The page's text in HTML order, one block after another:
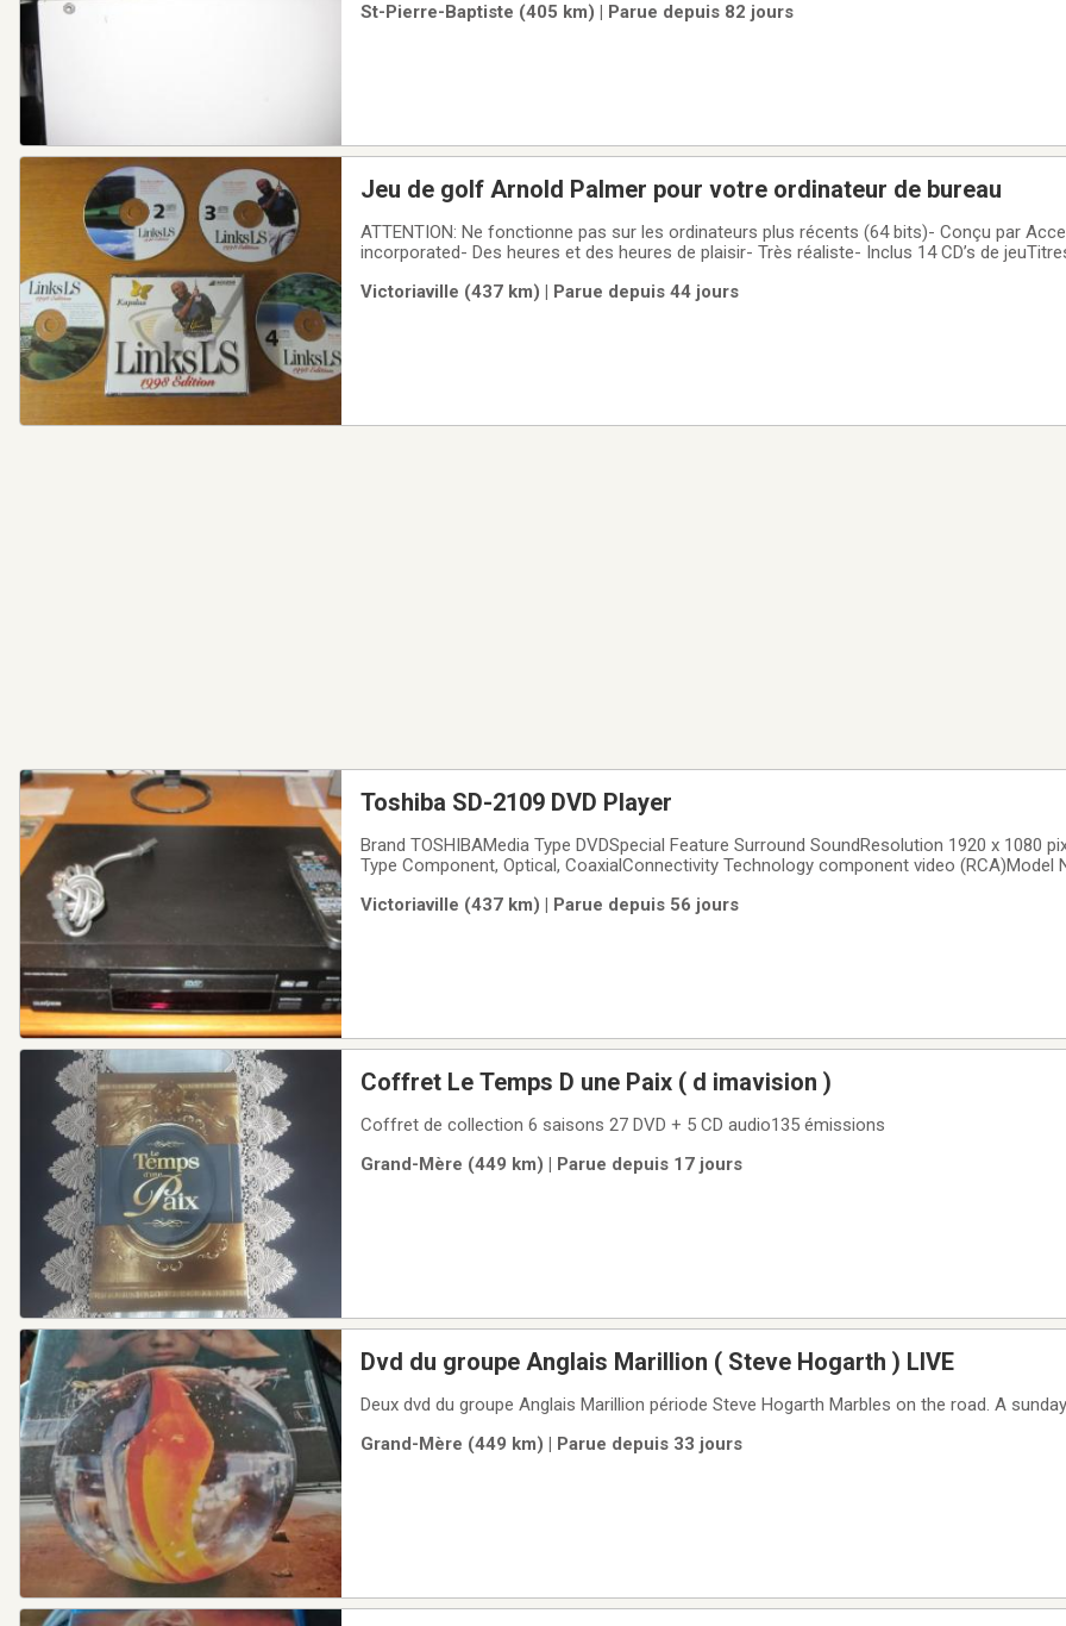
de profiter aisément de vos films et musiques
St-Pierre-Baptiste (405 km) | Parue depuis 82 jours
Jeu de golf Arnold Palmer pour votre ordinateur de bureau
ATTENTION: Ne fonctionne pas sur les ordinateurs plus récents (64 bits)- Conçu par
incorporated- Des heures et des heures de plaisir- Très réaliste- Inclus 14 CD’s de
CD’s)- Links LS 2000 with Arnold
Victoriaville (437 km) | Parue depuis 44 jours
Toshiba SD-2109 DVD Player
Brand TOSHIBAMedia Type DVDSpecial Feature Surround SoundResolution 1920 x 1080
Type Component, Optical, CoaxialConnectivity Technology component video (RCA)Model
Dolby Digital and DTS surround sound• 24-bit/96-kHz digital-audio
Victoriaville (437 km) | Parue depuis 56 jours
Coffret Le Temps D une Paix ( d imavision )
Coffret de collection 6 saisons 27 DVD + 5 CD audio135 émissions
Grand-Mère (449 km) | Parue depuis 17 jours
Dvd du groupe Anglais Marillion ( Steve Hogarth ) LIVE
Deux dvd du groupe Anglais Marillion période Steve Hogarth Marbles on the road. A
Grand-Mère (449 km) | Parue depuis 33 jours